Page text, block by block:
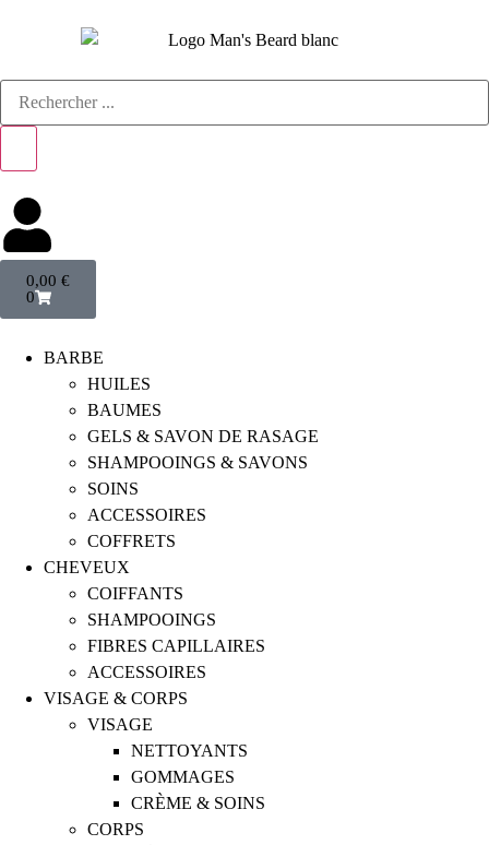
0,00 €
0
BARBE
HUILES
BAUMES
GELS & SAVON DE RASAGE
SHAMPOOINGS & SAVONS
SOINS
ACCESSOIRES
COFFRETS
CHEVEUX
COIFFANTS
SHAMPOOINGS
FIBRES CAPILLAIRES
ACCESSOIRES
VISAGE & CORPS
VISAGE
NETTOYANTS
GOMMAGES
CRÈME & SOINS
CORPS